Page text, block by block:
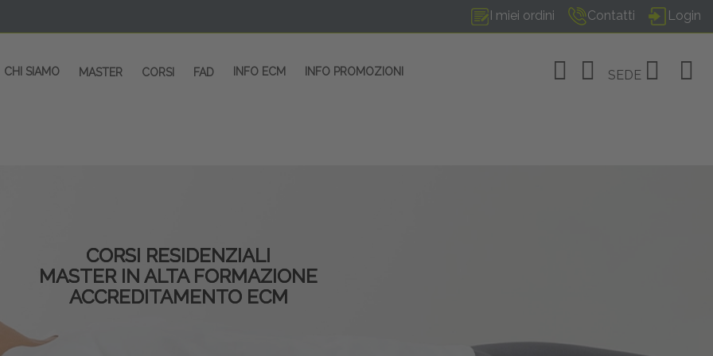
I miei ordini Contatti Login
CHI SIAMO MASTER CORSI FAD INFO ECM INFO PROMOZIONI SEDE
CORSI RESIDENZIALI
MASTER IN ALTA FORMAZIONE
ACCREDITAMENTO ECM